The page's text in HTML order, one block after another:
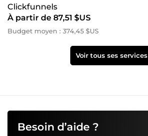
Clickfunnels
À partir de 87,51 $US
Budget moyen : 374,45 $US
Voir tous ses services
Besoin d’aide ?